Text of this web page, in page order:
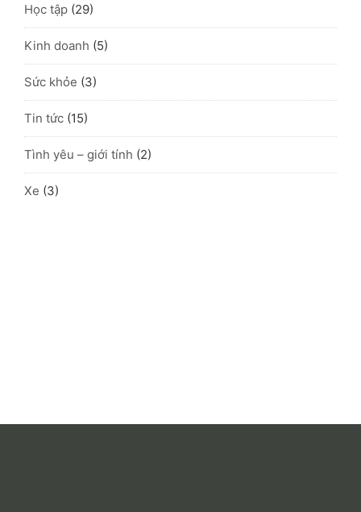
Học tập (29)
Kinh doanh (5)
Sức khỏe (3)
Tin tức (15)
Tình yêu – giới tính (2)
Xe (3)